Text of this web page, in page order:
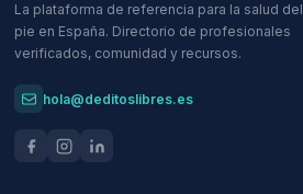
La plataforma de referencia para la salud del
pie en España. Directorio de profesionales
verificados, comunidad y recursos.
hola@deditoslibres.es